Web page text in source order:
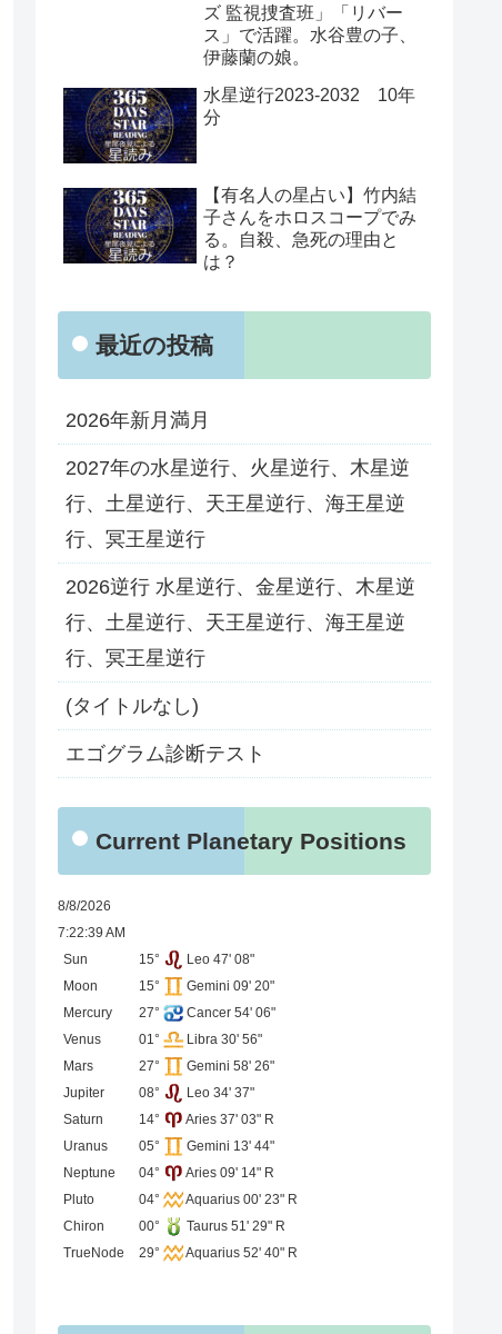
ズ 監視捜査班」「リバー
ス」で活躍。水谷豊の子、
伊藤蘭の娘。
水星逆行2023-2032 10年
分
【有名人の星占い】竹内結
子さんをホロスコープでみ
る。自殺、急死の理由と
は？
最近の投稿
2026年新月満月
2027年の水星逆行、火星逆行、木星逆
行、土星逆行、天王星逆行、海王星逆
行、冥王星逆行
2026逆行 水星逆行、金星逆行、木星逆
行、土星逆行、天王星逆行、海王星逆
行、冥王星逆行
(タイトルなし)
エゴグラム診断テスト
Current Planetary Positions
8/8/2026
7:22:39 AM
Sun
15°
Leo 47' 08"
Moon
15°
Gemini 09' 20"
Mercury
27°
Cancer 54' 06"
Venus
01°
Libra 30' 56"
Mars
27°
Gemini 58' 26"
Jupiter
08°
Leo 34' 37"
Saturn
14°
Aries 37' 03" R
Uranus
05°
Gemini 13' 44"
Neptune
04°
Aries 09' 14" R
Pluto
04°
Aquarius 00' 23" R
Chiron
00°
Taurus 51' 29" R
TrueNode
29° Aquarius 52' 40" R